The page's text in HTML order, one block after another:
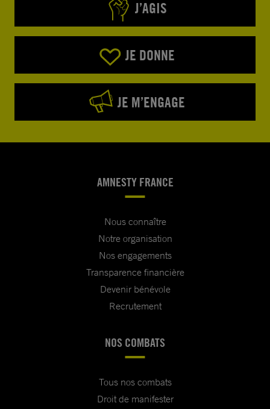
J’AGIS
JE DONNE
JE M’ENGAGE
AMNESTY FRANCE
Nous connaître
Notre organisation
Nos engagements
Transparence financière
Devenir bénévole
Recrutement
NOS COMBATS
Tous nos combats
Droit de manifester